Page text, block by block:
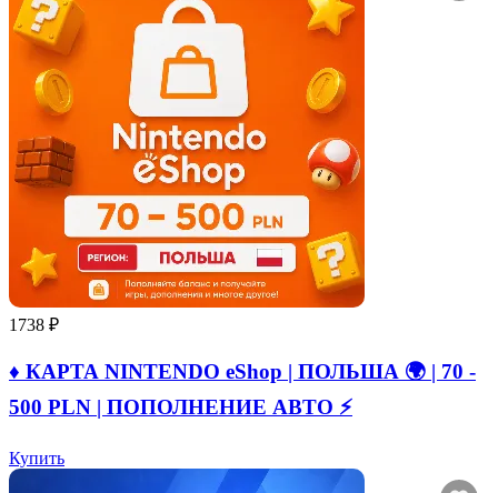
1738 ₽
♦️ КАРТА NINTENDO eShop | ПОЛЬША 🌍 | 70 -
500 PLN | ПОПОЛНЕНИЕ АВТО ⚡
Купить